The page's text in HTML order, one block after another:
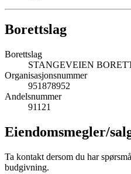
Borettslag
Borettslag
STANGEVEIEN
Organisasjonsnummer
951878952
Andelsnummer
91121
Eiendomsmegler/
Ta kontakt dersom du har
budgivning.